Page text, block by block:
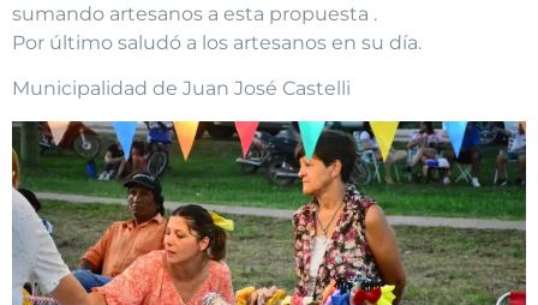
sumando artesanos a esta propuesta .
Por último saludó a los artesanos en su día.
Municipalidad de Juan José Castelli